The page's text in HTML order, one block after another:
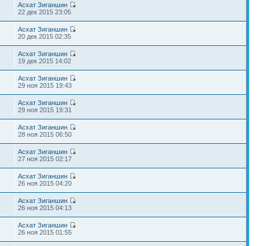
Асхат Зиганшин
22 дек 2015 23:05
Асхат Зиганшин
20 дек 2015 02:35
Асхат Зиганшин
19 дек 2015 14:02
Асхат Зиганшин
29 ноя 2015 19:43
Асхат Зиганшин
29 ноя 2015 19:31
Асхат Зиганшин
28 ноя 2015 06:50
Асхат Зиганшин
27 ноя 2015 02:17
Асхат Зиганшин
26 ноя 2015 04:20
Асхат Зиганшин
26 ноя 2015 04:13
Асхат Зиганшин
26 ноя 2015 01:55